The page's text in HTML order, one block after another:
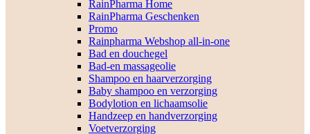
RainPharma Home
RainPharma Geschenken
Promo
Rainpharma Webshop all-in-one
Bad en douchegel
Bad-en massageolie
Shampoo en haarverzorging
Baby shampoo en verzorging
Bodylotion en lichaamsolie
Handzeep en handverzorging
Voetverzorging